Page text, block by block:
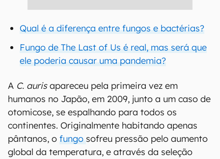
Qual é a diferença entre fungos e bactérias?
Fungo de The Last of Us é real, mas será que
ele poderia causar uma pandemia?
A C. aurisapareceu pela primeira vez em
humanos no Japão, em 2009, junto a um caso de
otomicose, se espalhando para todos os
continentes. Originalmente habitando apenas
pântanos, o fungo sofreu pressão pelo aumento
global da temperatura, e através da seleção